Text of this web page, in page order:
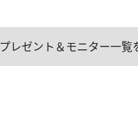
プレゼント＆モニター一覧